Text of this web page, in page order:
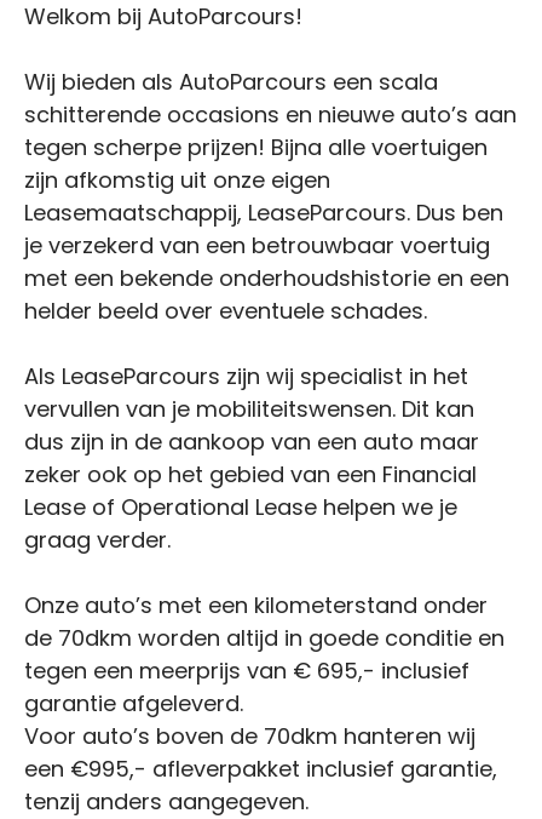
Welkom bij AutoParcours!
Wij bieden als AutoParcours een scala
schitterende occasions en nieuwe auto’s aan
tegen scherpe prijzen! Bijna alle voertuigen
zijn afkomstig uit onze eigen
Leasemaatschappij, LeaseParcours. Dus ben
je verzekerd van een betrouwbaar voertuig
met een bekende onderhoudshistorie en een
helder beeld over eventuele schades.
Als LeaseParcours zijn wij specialist in het
vervullen van je mobiliteitswensen. Dit kan
dus zijn in de aankoop van een auto maar
zeker ook op het gebied van een Financial
Lease of Operational Lease helpen we je
graag verder.
Onze auto’s met een kilometerstand onder
de 70dkm worden altijd in goede conditie en
tegen een meerprijs van € 695,- inclusief
garantie afgeleverd.
Voor auto’s boven de 70dkm hanteren wij
een €995,- afleverpakket inclusief garantie,
tenzij anders aangegeven.